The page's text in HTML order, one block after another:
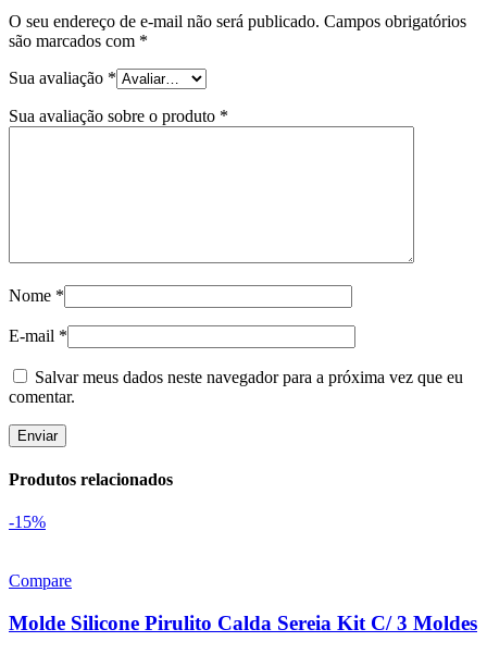
O seu endereço de e-mail não será publicado. Campos obrigatórios
são marcados com *
Sua avaliação *
Sua avaliação sobre o produto *
Nome *
E-mail *
Salvar meus dados neste navegador para a próxima vez que eu
comentar.
Produtos relacionados
-15%
Compare
Molde Silicone Pirulito Calda Sereia Kit C/ 3 Moldes